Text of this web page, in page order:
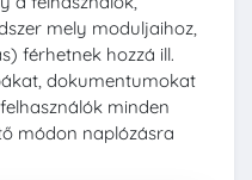
mely moduljaihoz,
férhetnek hozzá ill.
dokumentumokat
minden
módon naplózásra